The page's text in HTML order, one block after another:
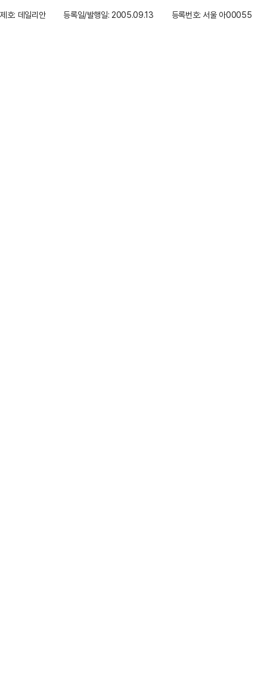
제호: 데일리안
등록일/발행일: 2005.09.13 등록번호: 서울 아00055